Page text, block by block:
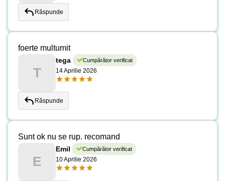
Răspunde
T
tega Cumpărător verificat
14 Aprilie 2026
foerte multumit
Răspunde
E
Emil Cumpărător verificat
10 Aprilie 2026
Sunt ok nu se rup. recomand